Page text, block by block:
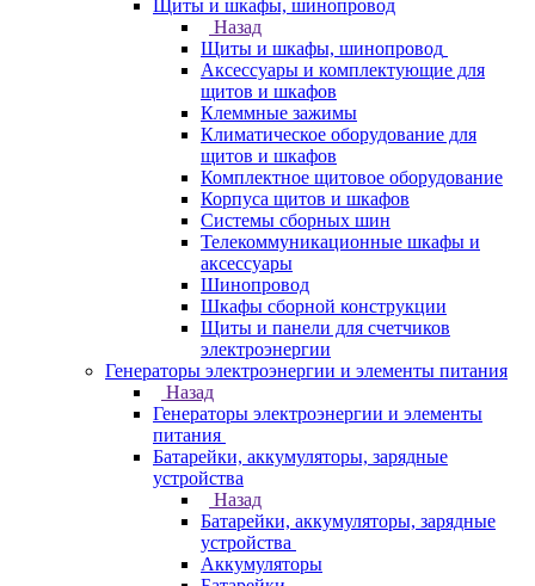
Щиты и шкафы, шинопровод
Назад
Щиты и шкафы, шинопровод
Аксессуары и комплектующие для
щитов и шкафов
Клеммные зажимы
Климатическое оборудование для
щитов и шкафов
Комплектное щитовое оборудование
Корпуса щитов и шкафов
Системы сборных шин
Телекоммуникационные шкафы и
аксессуары
Шинопровод
Шкафы сборной конструкции
Щиты и панели для счетчиков
электроэнергии
Генераторы электроэнергии и элементы питания
Назад
Генераторы электроэнергии и элементы
питания
Батарейки, аккумуляторы, зарядные
устройства
Назад
Батарейки, аккумуляторы, зарядные
устройства
Аккумуляторы